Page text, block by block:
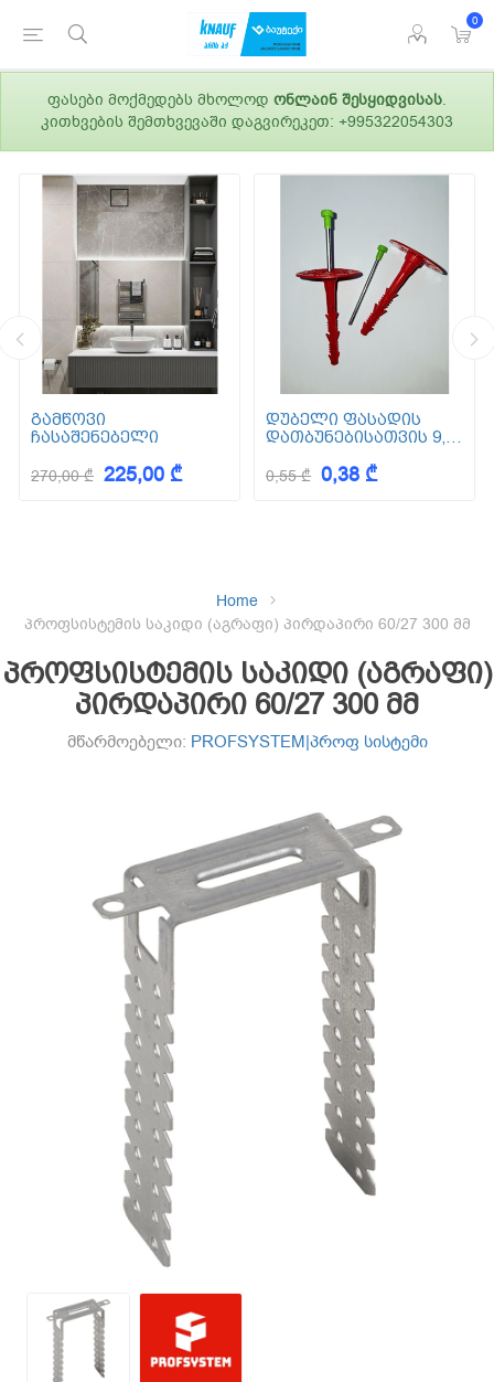
0
ფასები მოქმედებს მხოლოდ ონლაინ შესყიდვისას.
კითხვების შემთხვევაში დაგვირეკეთ: +995322054303
გამწოვი
ჩასაშენებელი
270,00 ₾ 225,00 ₾
დუბელი ფასადის
დათბუნებისათვის 9,5
0,55 ₾ 0,38 ₾
Home
პროფსისტემის საკიდი (აგრაფი) პირდაპირი 60/27 300 მმ
პროფსისტემის საკიდი (აგრაფი)
პირდაპირი 60/27 300 მმ
მწარმოებელი: PROFSYSTEM|პროფ სისტემი